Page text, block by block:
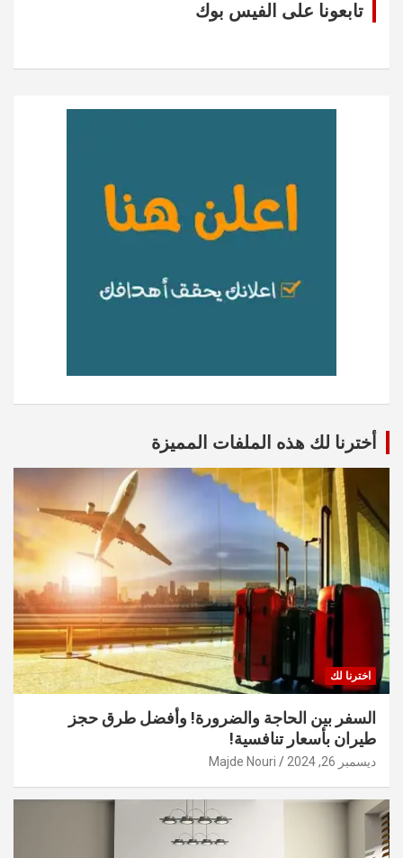
تابعونا على الفيس بوك
أخترنا لك هذه الملفات المميزة
اخترنا لك
السفر بين الحاجة والضرورة! وأفضل طرق حجز
طيران بأسعار تنافسية!
ديسمبر 26, 2024 Majde Nouri